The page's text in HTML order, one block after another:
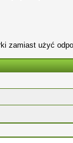
zamiast użyć